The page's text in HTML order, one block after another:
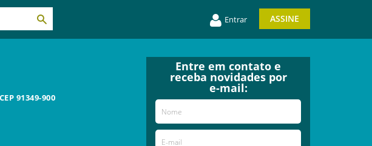
Entrar ASSINE
91349-900
Entre em contato e
receba novidades por
e-mail: